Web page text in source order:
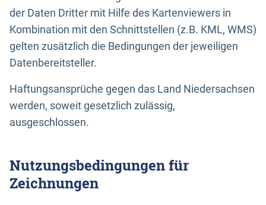
der Daten Dritter mit Hilfe des Kartenviewers in
Kombination mit den Schnittstellen (z.B. KML, WMS)
gelten zusätzlich die Bedingungen der jeweiligen
Datenbereitsteller.
Haftungsansprüche gegen das Land Niedersachsen
werden, soweit gesetzlich zulässig,
ausgeschlossen.
Nutzungsbedingungen für
Zeichnungen